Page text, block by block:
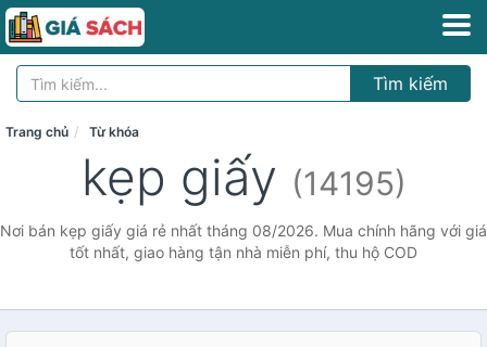
Tìm kiếm
Trang chủ Từ khóa
kẹp giấy (14195)
Nơi bán kẹp giấy giá rẻ nhất tháng 08/2026. Mua chính hãng với giá
tốt nhất, giao hàng tận nhà miễn phí, thu hộ COD